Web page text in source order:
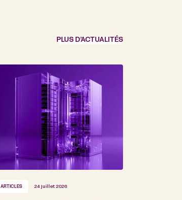
PLUS D’ACTUALITÉS
ARTICLES 24 juillet 2026